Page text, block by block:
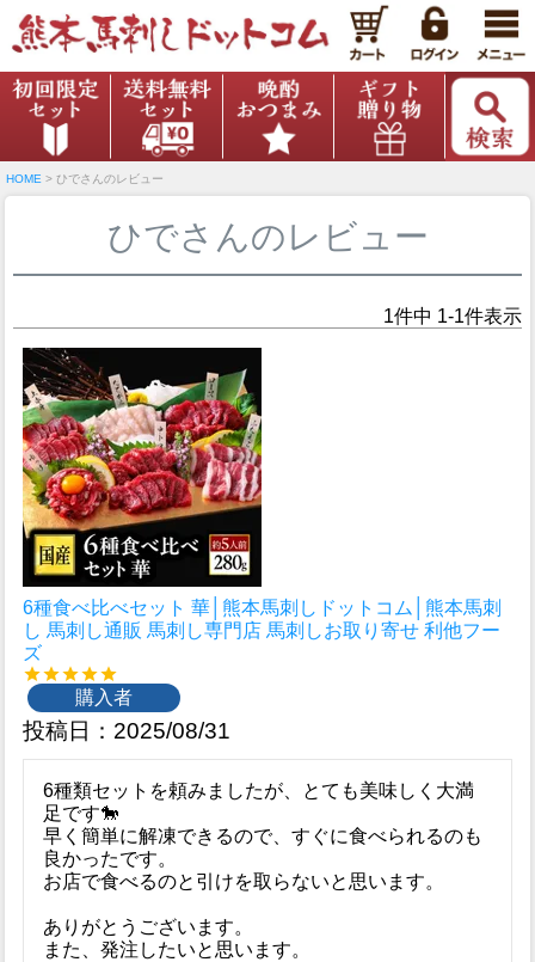
HOME ひでさんのレビュー
ひでさんのレビュー
1件中 1-1件表示
6種食べ比べセット 華│熊本馬刺しドットコム│熊本馬刺
し 馬刺し通販 馬刺し専門店 馬刺しお取り寄せ 利他フー
ズ
購入者
投稿日 2025/08/31
6種類セットを頼みましたが、とても美味しく大満
足です🐎
早く簡単に解凍できるので、すぐに食べられるのも
良かったです。
お店で食べるのと引けを取らないと思います。
ありがとうございます。
また、発注したいと思います。